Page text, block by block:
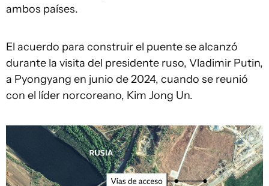
ambos países.
El acuerdo para construir el puente se alcanzó
durante la visita del presidente ruso, Vladimir Putin,
a Pyongyang en junio de 2024, cuando se reunió
con el líder norcoreano, Kim Jong Un.